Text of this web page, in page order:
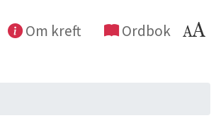
Om kreft Ordbok